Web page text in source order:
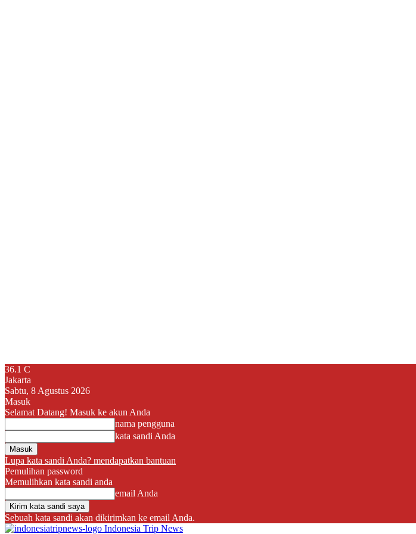
36.1 C
Jakarta
Sabtu, 8 Agustus 2026
Masuk
Selamat Datang! Masuk ke akun Anda
nama pengguna
kata sandi Anda
Lupa kata sandi Anda? mendapatkan bantuan
Pemulihan password
Memulihkan kata sandi anda
email Anda
Sebuah kata sandi akan dikirimkan ke email Anda.
Indonesia Trip News